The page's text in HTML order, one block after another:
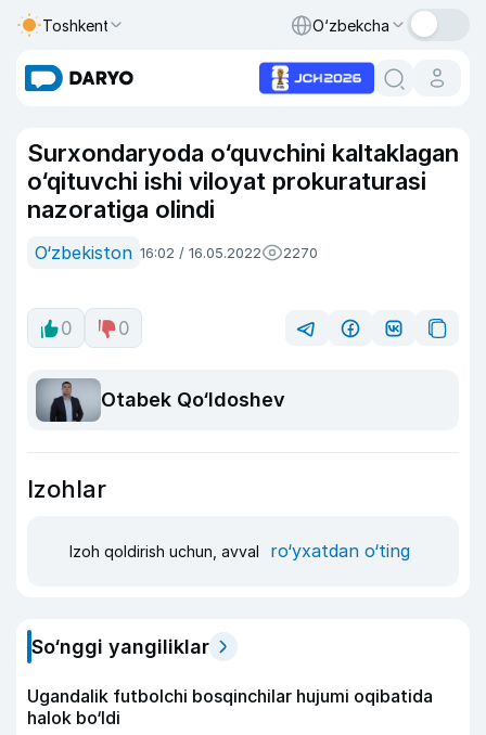
Toshkent O‘zbekcha
Surxondaryoda o‘quvchini kaltaklagan
o‘qituvchi ishi viloyat prokuraturasi
nazoratiga olindi
O‘zbekiston 16:02 / 16.05.2022 2270
0 0
Otabek Qo‘ldoshev
Izohlar
Izoh qoldirish uchun, avval ro‘yxatdan o‘ting
So‘nggi yangiliklar
Ugandalik futbolchi bosqinchilar hujumi oqibatida
halok bo‘ldi